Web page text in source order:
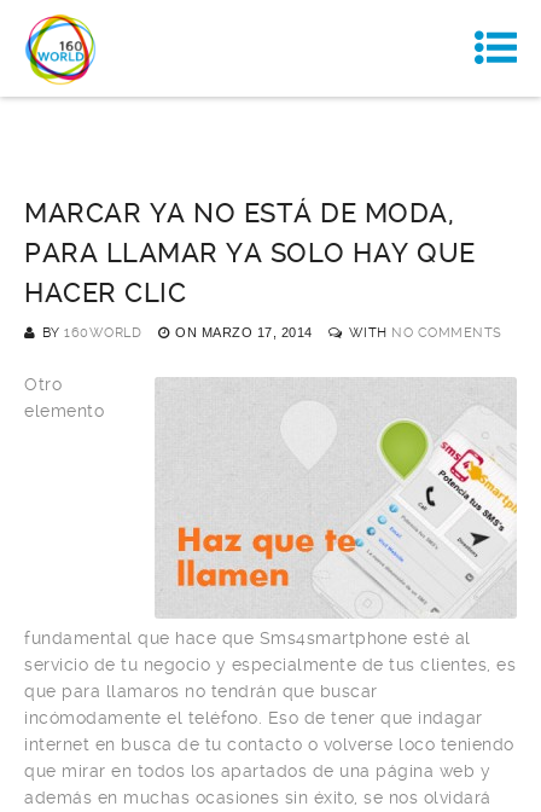
MARCAR YA NO ESTÁ DE MODA,
PARA LLAMAR YA SOLO HAY QUE
HACER CLIC
BY 160WORLD ON MARZO 17, 2014 WITH NO COMMENTS
Otro
elemento
fundamental que hace que Sms4smartphone esté al
servicio de tu negocio y especialmente de tus clientes, es
que para llamaros no tendrán que buscar
incómodamente el teléfono. Eso de tener que indagar
internet en busca de tu contacto o volverse loco teniendo
que mirar en todos los apartados de una página web y
además en muchas ocasiones sin éxito, se nos olvidará